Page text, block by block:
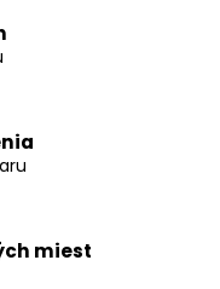
miest